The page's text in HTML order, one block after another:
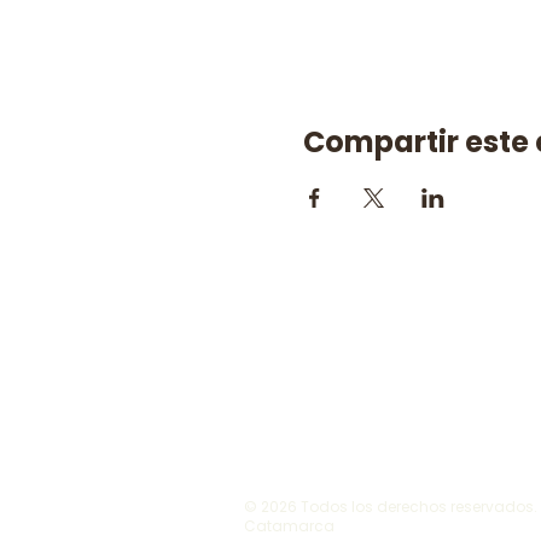
Compartir este
© 2026 Todos los derechos reservados.
Catamarca